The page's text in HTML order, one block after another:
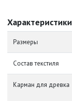
Характеристики
Размеры
Состав текстиля
Карман для древка